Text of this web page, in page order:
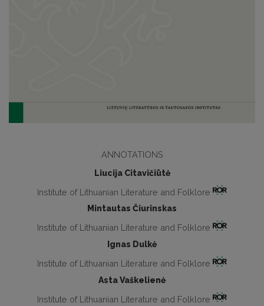
ANNOTATIONS
Liucija Citavičiūtė
Institute of Lithuanian Literature and Folklore
Mintautas Čiurinskas
Institute of Lithuanian Literature and Folklore
Ignas Dulkė
Institute of Lithuanian Literature and Folklore
Asta Vaškelienė
Institute of Lithuanian Literature and Folklore